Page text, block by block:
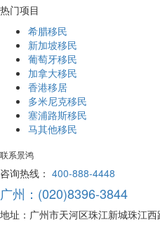
热门项目
希腊移民
新加坡移民
葡萄牙移民
加拿大移民
香港移居
多米尼克移民
塞浦路斯移民
马其他移民
联系景鸿
咨询热线： 400-888-4448
广州：(020)8396-3844
地址：广州市天河区珠江新城珠江